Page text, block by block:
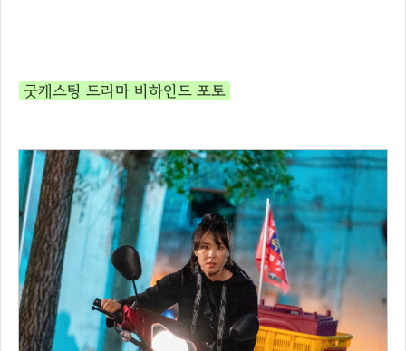
굿캐스팅 드라마 비하인드 포토